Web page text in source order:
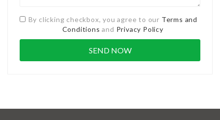
By clicking checkbox, you agree to our Terms and
Conditions and Privacy Policy